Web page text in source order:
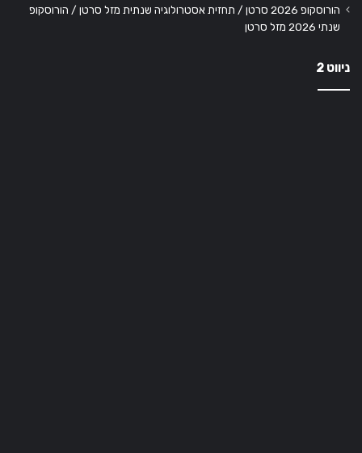
הורוסקופ 2026 סרטן / תחזית אסטרולוגיה שנתית מזל סרטן / הורוסקופ
שנתי 2026 מזל סרטן
ניווט 2